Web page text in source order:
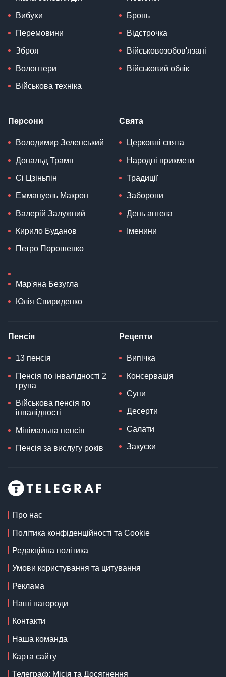
Вибухи
Перемовини
Зброя
Волонтери
Військова техніка
Бронь
Відстрочка
Військовозобов'язані
Військовий облік
Персони
Володимир Зеленський
Дональд Трамп
Сі Цзіньпін
Еммануель Макрон
Валерій Залужний
Кирило Буданов
Петро Порошенко
Мар'яна Безугла
Юлія Свириденко
Свята
Церковні свята
Народні прикмети
Традиції
Заборони
День ангела
Іменини
Пенсія
13 пенсія
Пенсія по інвалідності 2
група
Військова пенсія по
інвалідності
Мінімальна пенсія
Пенсія за вислугу років
Рецепти
Випічка
Консервація
Супи
Десерти
Салати
Закуски
Про нас
Політика конфіденційності та Cookie
Редакційна політика
Умови користування та цитування
Реклама
Наші нагороди
Контакти
Наша команда
Карта сайту
Телеграф: Місія та Досягнення